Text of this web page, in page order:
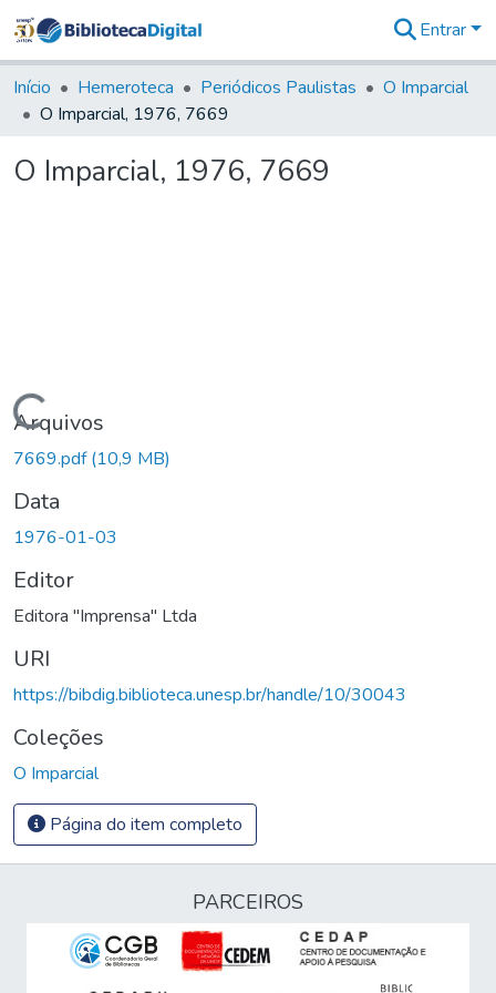
&
Coleções
Tudo na
Digital
Entrar
Início Hemeroteca Periódicos Paulistas
O Imparcial
O Imparcial, 1976, 7669
O Imparcial, 1976, 7669
Carregando...
Arquivos
7669.pdf(10,9 MB)
Data
1976-01-03
Editor
Editora "Imprensa" Ltda
URI
https://bibdig.biblioteca.unesp.br/handle/10/30043
Coleções
O Imparcial
Página do item completo
PARCEIROS